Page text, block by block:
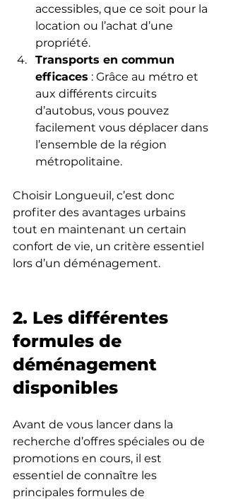
accessibles, que ce soit pour la
location ou l’achat d’une
propriété.
Transports en commun
efficaces : Grâce au métro et
aux différents circuits
d’autobus, vous pouvez
facilement vous déplacer dans
l’ensemble de la région
métropolitaine.
Choisir Longueuil, c’est donc
profiter des avantages urbains
tout en maintenant un certain
confort de vie, un critère essentiel
lors d’un déménagement.
2. Les différentes
formules de
déménagement
disponibles
Avant de vous lancer dans la
recherche d’offres spéciales ou de
promotions en cours, il est
essentiel de connaître les
principales formules de